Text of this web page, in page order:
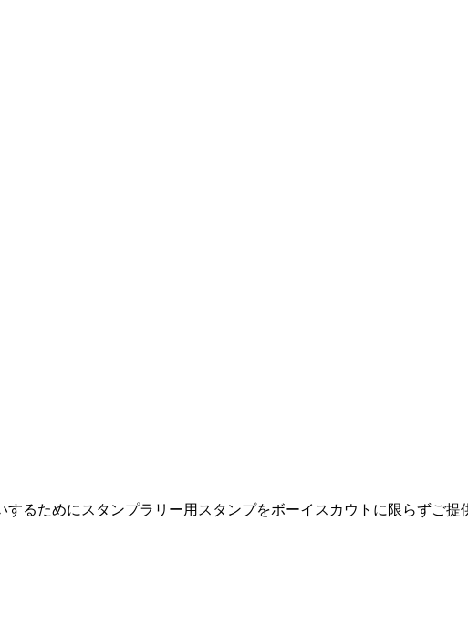
るためにスタンプラリー用スタンプをボーイスカウトに限らずご提